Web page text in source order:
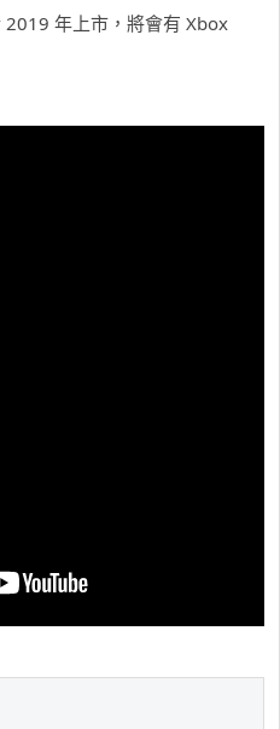
2019 年上市，將會有 Xbox